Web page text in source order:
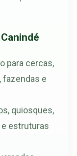
para cercas,
fazendas e
quiosques,
estruturas